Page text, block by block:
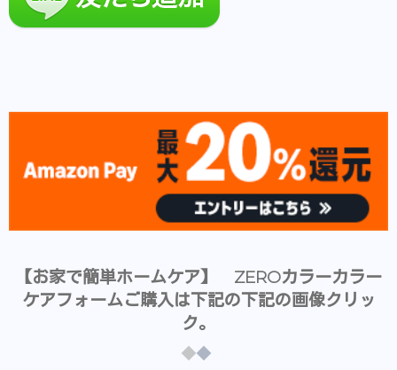
【お家で簡単ホームケア】 ZEROカラーカラー
ケアフォームご購入は下記の下記の画像クリッ
ク。